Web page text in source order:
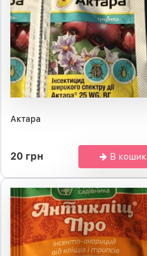
Актара
20 грн В кошик